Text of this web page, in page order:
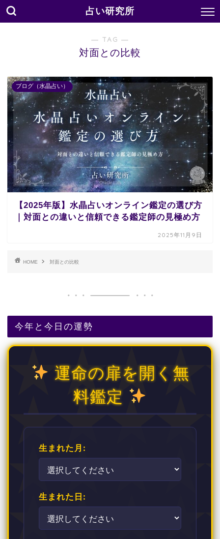
占い研究所
― TAG ―
対面との比較
ブログ（水晶占い）
【2025年版】水晶占いオンライン鑑定の選び方
｜対面との違いと信頼できる鑑定師の見極め方
2025年11月9日
HOME 対面との比較
今年と今日の運勢
運命の扉を開く無
料鑑定
生まれた月:
生まれた日: